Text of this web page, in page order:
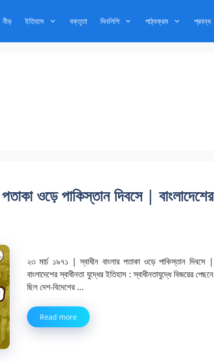
নীড় ইতিহাস বক্তৃতা দিনলিপি পাঠ্যক্রম প্রবন্ধ
ওড়ে পাকিস্তান দিবসে | বাংলাদেশের
২৩ মার্চ ১৯৭১ | স্বাধীন বাংলার পতাকা ওড়ে পাকিস্তান দিবসে |
বাংলাদেশের স্বাধীনতা যুদ্ধের ইতিহাস : স্বাধীনতাযুদ্ধে বিজয়ের পেছনে
ছিল দেশ-বিদেশের …
Read more